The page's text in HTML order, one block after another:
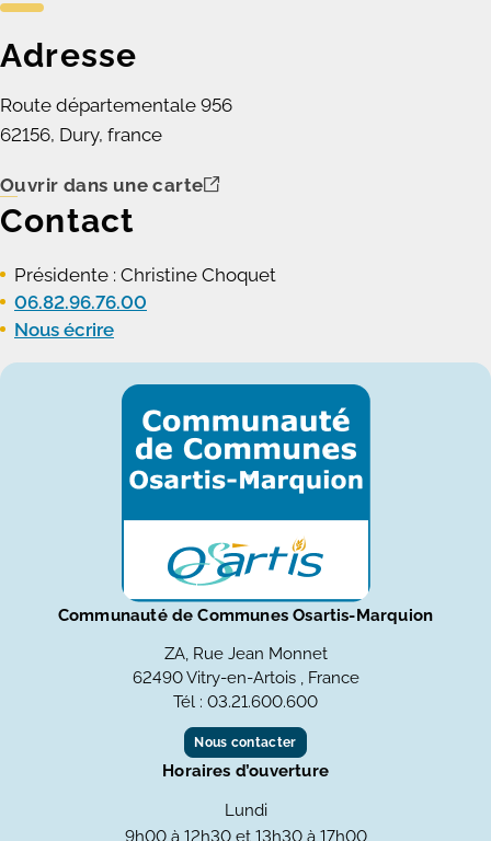
Adresse
Route départementale 956
62156, Dury, france
Ouvrir dans une carte
Contact
Présidente : Christine Choquet
06.82.96.76.00
Nous écrire
Communauté de Communes Osartis-Marquion
ZA, Rue Jean Monnet
62490 Vitry-en-Artois , France
Tél : 03.21.600.600
Nous contacter
Horaires d’ouverture
Lundi
9h00 à 12h30 et 13h30 à 17h00